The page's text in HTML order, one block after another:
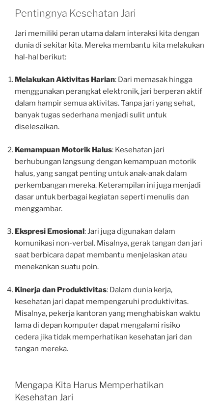
Pentingnya Kesehatan Jari
Jari memiliki peran utama dalam interaksi kita dengan
dunia di sekitar kita. Mereka membantu kita melakukan
hal-hal berikut:
Melakukan Aktivitas Harian: Dari memasak hingga
menggunakan perangkat elektronik, jari berperan aktif
dalam hampir semua aktivitas. Tanpa jari yang sehat,
banyak tugas sederhana menjadi sulit untuk
diselesaikan.
Kemampuan Motorik Halus: Kesehatan jari
berhubungan langsung dengan kemampuan motorik
halus, yang sangat penting untuk anak-anak dalam
perkembangan mereka. Keterampilan ini juga menjadi
dasar untuk berbagai kegiatan seperti menulis dan
menggambar.
Ekspresi Emosional: Jari juga digunakan dalam
komunikasi non-verbal. Misalnya, gerak tangan dan jari
saat berbicara dapat membantu menjelaskan atau
menekankan suatu poin.
Kinerja dan Produktivitas: Dalam dunia kerja,
kesehatan jari dapat mempengaruhi produktivitas.
Misalnya, pekerja kantoran yang menghabiskan waktu
lama di depan komputer dapat mengalami risiko
cedera jika tidak memperhatikan kesehatan jari dan
tangan mereka.
Mengapa Kita Harus Memperhatikan
Kesehatan Jari